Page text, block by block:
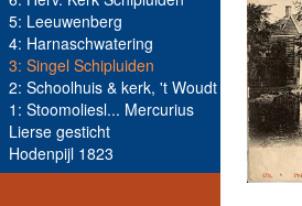
5: Leeuwenberg
4: Harnaschwatering
3: Singel Schipluiden
2: Schoolhuis & kerk, 't Woudt
1: Stoomoliesl... Mercurius
Lierse gesticht
Hodenpijl 1823